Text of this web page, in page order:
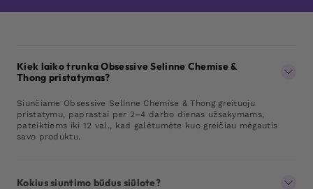
Kiek laiko trunka Obsessive Selinne Chemise &
Thong pristatymas?
Siunčiame Obsessive Selinne Chemise & Thong greituoju
pristatymu, paprastai per 2–4 darbo dienas užsakymams,
pateiktiems iki 12 val., kad galėtumėte kuo greičiau mėgautis
savo produktu.
Kokius siuntimo būdus siūlote?